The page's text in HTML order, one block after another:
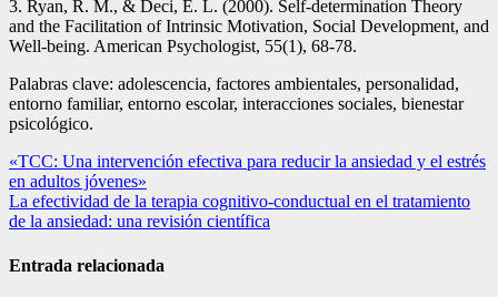
3. Ryan, R. M., & Deci, E. L. (2000). Self-determination Theory
and the Facilitation of Intrinsic Motivation, Social Development, and
Well-being. American Psychologist, 55(1), 68-78.
Palabras clave: adolescencia, factores ambientales, personalidad,
entorno familiar, entorno escolar, interacciones sociales, bienestar
psicológico.
Navegación
de
entradas
«TCC: Una intervención efectiva para reducir la ansiedad y el estrés
en adultos jóvenes»
La efectividad de la terapia cognitivo-conductual en el tratamiento
de la ansiedad: una revisión científica
Entrada relacionada